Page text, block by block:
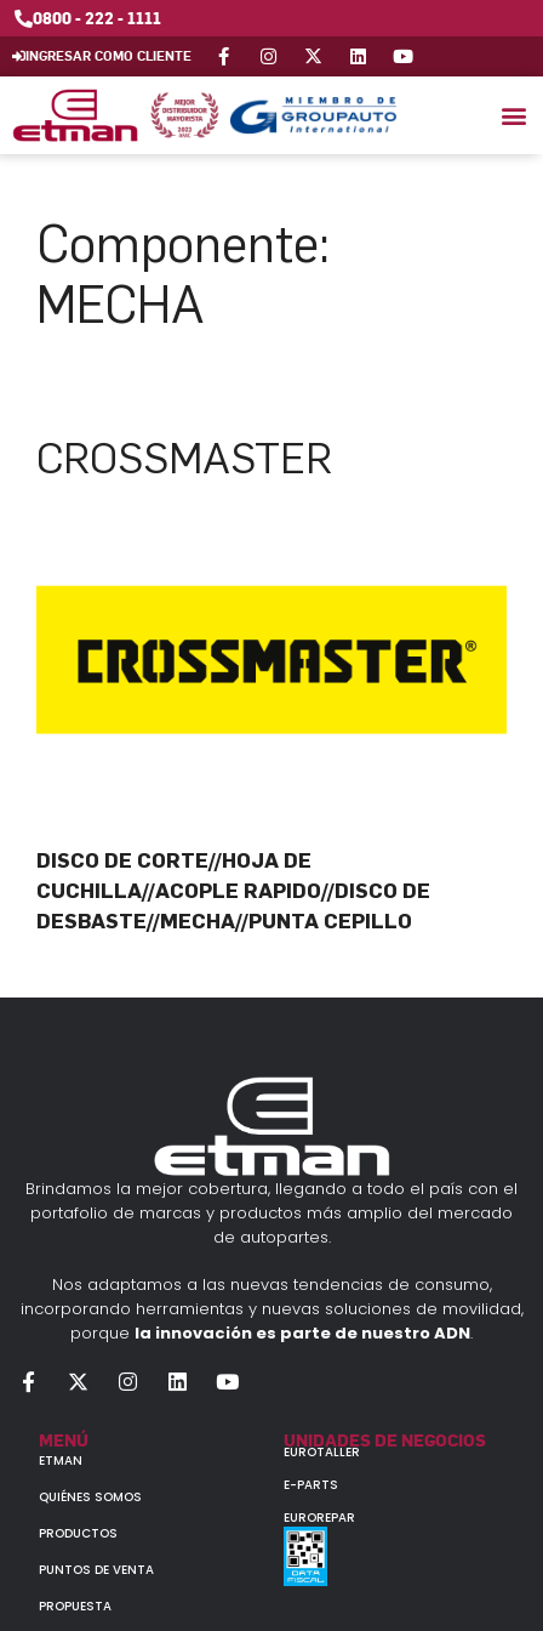
0800 - 222 - 1111
INGRESAR COMO CLIENTE
Componente:
MECHA
CROSSMASTER
DISCO DE CORTE//HOJA DE
CUCHILLA//ACOPLE RAPIDO//DISCO DE
DESBASTE//MECHA//PUNTA CEPILLO
Brindamos la mejor cobertura, llegando a todo el país con el
portafolio de marcas y productos más amplio del mercado
de autopartes.
Nos adaptamos a las nuevas tendencias de consumo,
incorporando herramientas y nuevas soluciones de movilidad,
porque la innovación es parte de nuestro ADN.
MENÚ
ETMAN
QUIÉNES SOMOS
PRODUCTOS
PUNTOS DE VENTA
PROPUESTA
UNIDADES DE NEGOCIOS
EUROTALLER
E-PARTS
EUROREPAR